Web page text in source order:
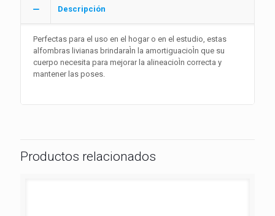
Descripción
Perfectas para el uso en el hogar o en el estudio, estas
alfombras livianas brindaraÌn la amortiguacioÌn que su
cuerpo necesita para mejorar la alineacioÌn correcta y
mantener las poses.
Productos relacionados